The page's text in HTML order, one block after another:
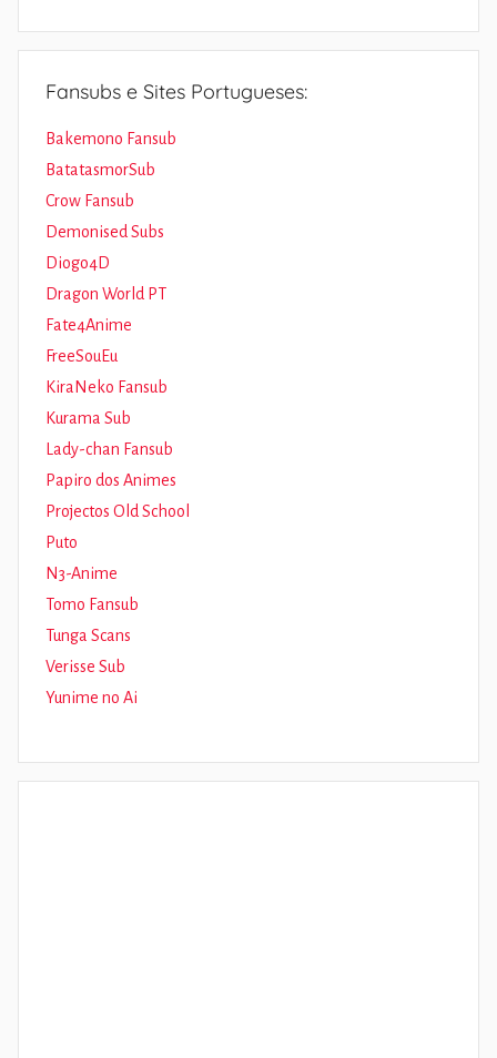
Fansubs e Sites Portugueses:
Bakemono Fansub
BatatasmorSub
Crow Fansub
Demonised Subs
Diogo4D
Dragon World PT
Fate4Anime
FreeSouEu
KiraNeko Fansub
Kurama Sub
Lady-chan Fansub
Papiro dos Animes
Projectos Old School
Puto
N3-Anime
Tomo Fansub
Tunga Scans
Verisse Sub
Yunime no Ai